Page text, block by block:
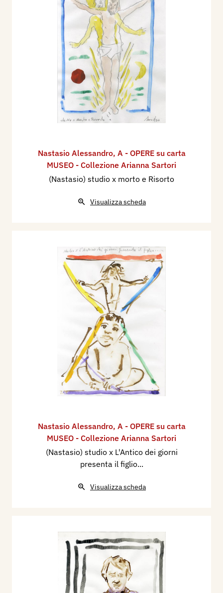
Nastasio Alessandro, A - OPERE su carta
MUSEO - Collezione Arianna Sartori
(Nastasio) studio x morto e Risorto
Visualizza scheda
Nastasio Alessandro, A - OPERE su carta
MUSEO - Collezione Arianna Sartori
(Nastasio) studio x L'Antico dei giorni
presenta il figlio...
Visualizza scheda